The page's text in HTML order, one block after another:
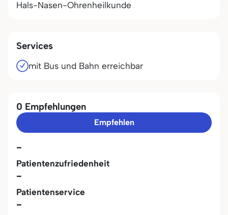
Hals-Nasen-Ohrenheilkunde
Services
mit Bus und Bahn erreichbar
0 Empfehlungen
Empfehlen
-
Patientenzufriedenheit
-
Patientenservice
-